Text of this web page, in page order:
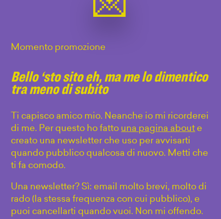
Momento promozione
Bello ‘sto sito eh, ma me lo dimentico
tra meno di subito
Ti capisco amico mio. Neanche io mi ricorderei
di me. Per questo ho fatto una pagina about e
creato una newsletter che uso per avvisarti
quando pubblico qualcosa di nuovo. Metti che
ti fa comodo.
Una newsletter? Sì: email molto brevi, molto di
rado (la stessa frequenza con cui pubblico), e
puoi cancellarti quando vuoi. Non mi offendo.